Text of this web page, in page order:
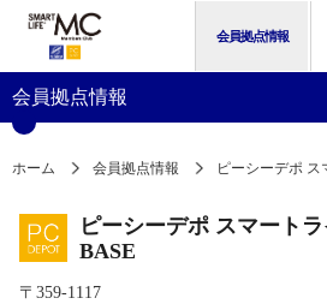
会員拠点情報
会員拠点情報
ホーム 会員拠点情報 ピーシーデポ
ピーシーデポ スマートラ
BASE
〒359-1117